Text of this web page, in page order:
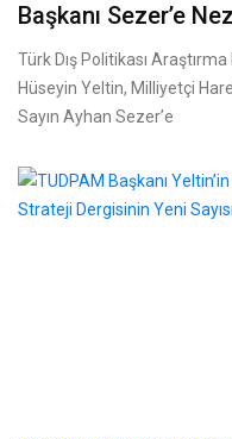
Başkanı Sezer’e
Türk Dış Politikası
Hüseyin Yeltin, Milliyetçi
Sayın Ayhan Sezer’e